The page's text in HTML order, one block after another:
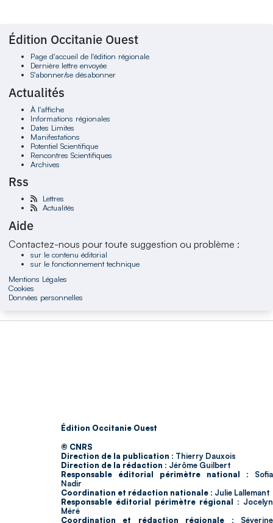
Édition Occitanie Ouest
Page d'accueil de l'édition régionale
Dernière lettre envoyée
S'abonner/se désabonner
Actualités
À l'affiche
Informations régionales
Dates Limites
Manifestations
Potentiel Scientifique
Rencontres Scientifiques
Archives
Rss
Lettres
Actualités
Aide
Contactez-nous pour toute suggestion ou problème :
sur le contenu éditorial
sur le fonctionnement technique
Mentions Légales
Cookies
Données personnelles
Édition Occitanie Ouest
© CNRS
Direction de la publication : Thierry Dauxois
Direction de la rédaction : Jérôme Guilbert
Responsable éditorial périmètre national : Sofia
Nadir
Coordination et rédaction nationale : Julie Lallemant
Responsable éditorial périmètre régional : Jocelyn
Méré
Coordination et rédaction régionale : Séverine